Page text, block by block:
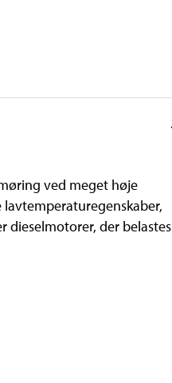
ved meget høje
dieselmotorer, der belastes